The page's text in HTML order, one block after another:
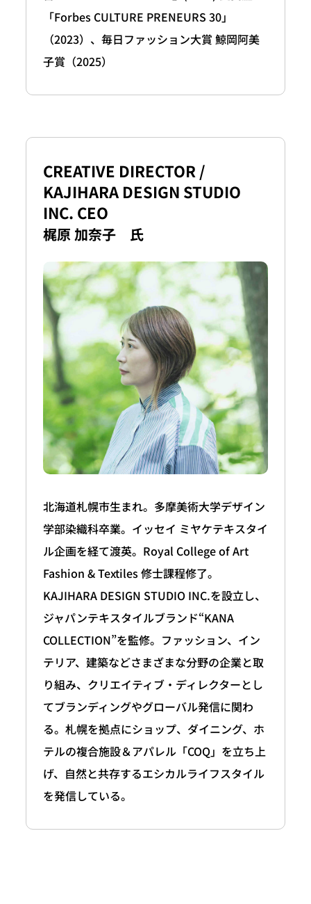
「Forbes CULTURE PRENEURS 30」
（2023）、毎日ファッション大賞 鯨岡阿美
子賞（2025）
CREATIVE DIRECTOR /
KAJIHARA DESIGN STUDIO
INC. CEO
梶原 加奈子 氏
北海道札幌市生まれ。多摩美術大学デザイン
学部染織科卒業。イッセイ ミヤケテキスタイ
ル企画を経て渡英。Royal College of Art
Fashion & Textiles 修士課程修了。
KAJIHARA DESIGN STUDIO INC.を設立し、
ジャパンテキスタイルブランド“KANA
COLLECTION”を監修。ファッション、イン
テリア、建築などさまざまな分野の企業と取
り組み、クリエイティブ・ディレクターとし
てブランディングやグローバル発信に関わ
る。札幌を拠点にショップ、ダイニング、ホ
テルの複合施設＆アパレル「COQ」を立ち上
げ、自然と共存するエシカルライフスタイル
を発信している。